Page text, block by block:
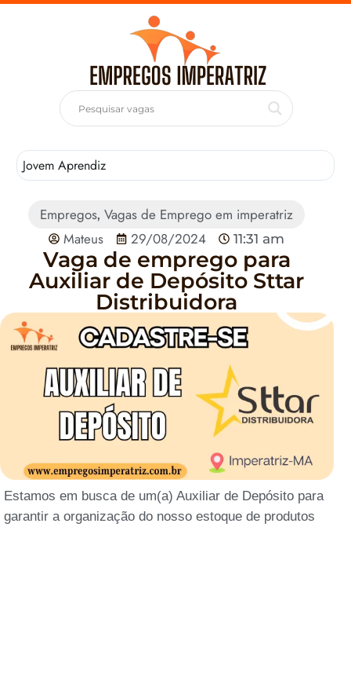
Jovem Aprendiz
Empregos,Vagas de Emprego em imperatriz
Mateus
29/08/2024 11:31 am
Vaga de emprego para
Auxiliar de Depósito Sttar
Distribuidora
Estamos em busca de um(a) Auxiliar de Depósito para
garantir a organização do nosso estoque de produtos